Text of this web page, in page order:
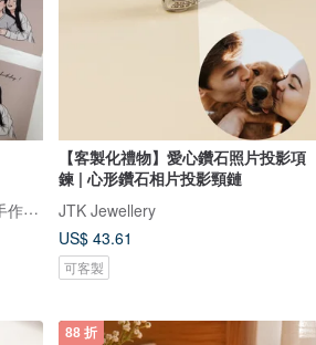
香迪手作工作室 ｜客製化商品 手作體驗 香氛商品 似顏繪
【客製化禮物】愛心鑽石照片投影項
鍊 | 心形鑽石相片投影頸鏈
JTK Jewellery
US$ 43.61
可客製
88 折